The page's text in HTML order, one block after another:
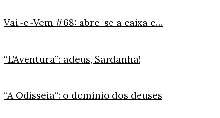
Vai~e~Vem #68: abre-se a caixa e…
“L’Aventura”: adeus, Sardanha!
“A Odisseia”: o domínio dos deuses